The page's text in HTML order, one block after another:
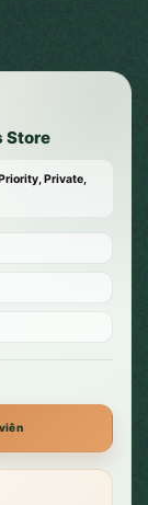
Store
Private,